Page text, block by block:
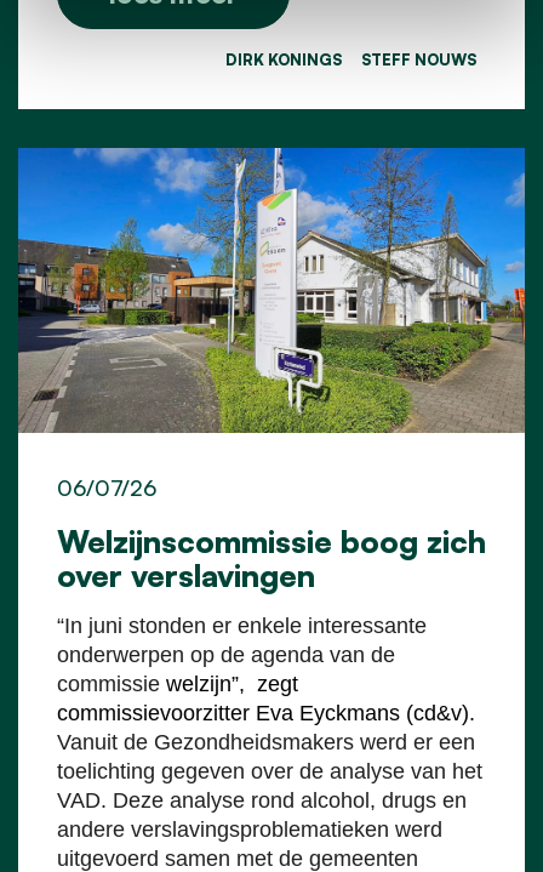
DIRK KONINGS STEFF NOUWS
Welzijnscommissie boog zich
over verslavingen
06/07/26
“In juni stonden er enkele interessante
onderwerpen op de agenda van de
commissie welzijn”, zegt
commissievoorzitter Eva Eyckmans (cd&v).
Vanuit de Gezondheidsmakers werd er een
toelichting gegeven over de analyse van het
VAD. Deze analyse rond alcohol, drugs en
andere verslavingsproblematieken werd
uitgevoerd samen met de gemeenten